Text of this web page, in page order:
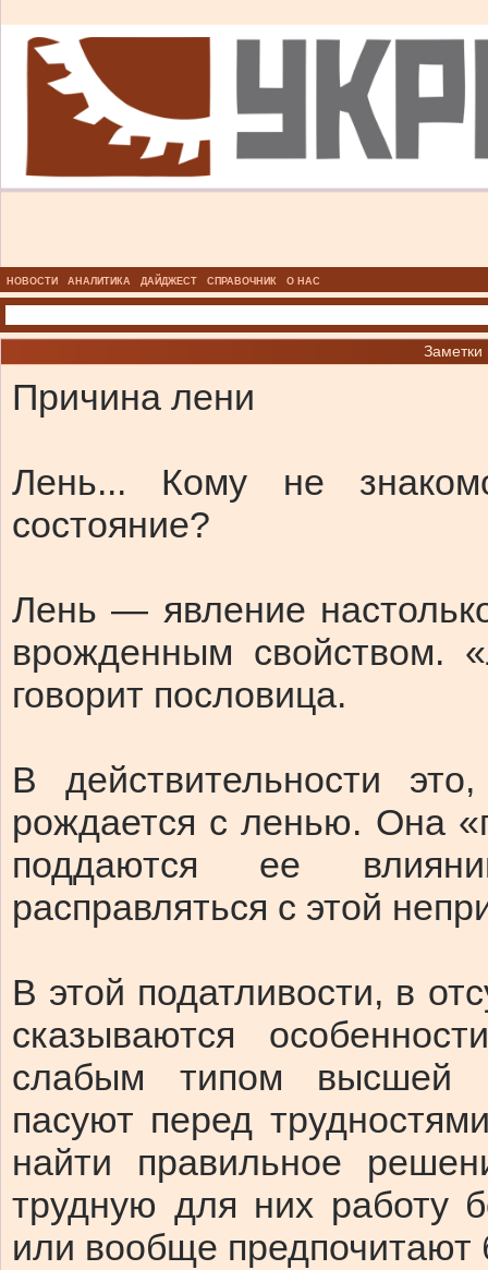
НОВОСТИ АНАЛИТИКА ДАЙДЖЕСТ СПРАВОЧНИК О НАС
Причина лени
Лень... Кому не
состояние?
Лень — явление
врожденным свойством.
говорит пословица.
В действительности
рождается с ленью. Она
поддаются ее
расправляться с этой
В этой податливости, в
сказываются
слабым типом высшей
пасуют перед
найти правильное
трудную для них работу
или вообще предпочитают